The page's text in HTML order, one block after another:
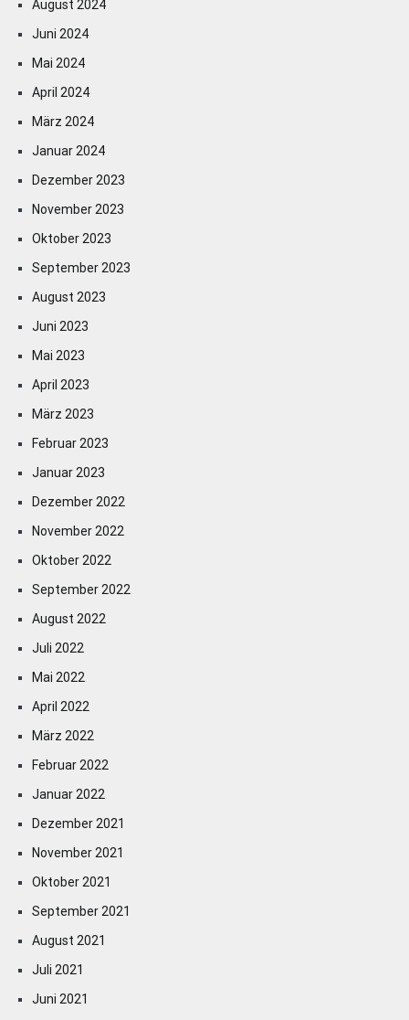
August 2024
Juni 2024
Mai 2024
April 2024
März 2024
Januar 2024
Dezember 2023
November 2023
Oktober 2023
September 2023
August 2023
Juni 2023
Mai 2023
April 2023
März 2023
Februar 2023
Januar 2023
Dezember 2022
November 2022
Oktober 2022
September 2022
August 2022
Juli 2022
Mai 2022
April 2022
März 2022
Februar 2022
Januar 2022
Dezember 2021
November 2021
Oktober 2021
September 2021
August 2021
Juli 2021
Juni 2021